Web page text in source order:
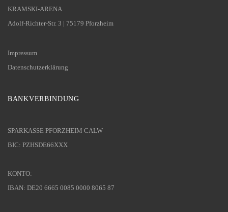
KRAMSKI-ARENA
Adolf-Richter-Str. 3 | 75179 Pforzheim
Impressum
Datenschutzerklärung
BANKVERBINDUNG
SPARKASSE PFORZHEIM CALW
BIC: PZHSDE66XXX
KONTO:
IBAN: DE20 6665 0085 0000 8065 87